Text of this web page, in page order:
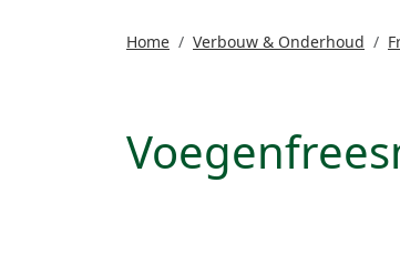
Home Verbouw & Onderhoud